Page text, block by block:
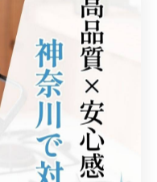
が必要です。プロの
、健康的な住環境を
リーニングは、家族
の基盤を築く重要な